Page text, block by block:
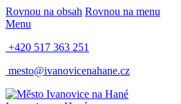
Rovnou na obsah Rovnou na menu
Menu
+420 517 363 251
mesto@ivanovicenahane.cz